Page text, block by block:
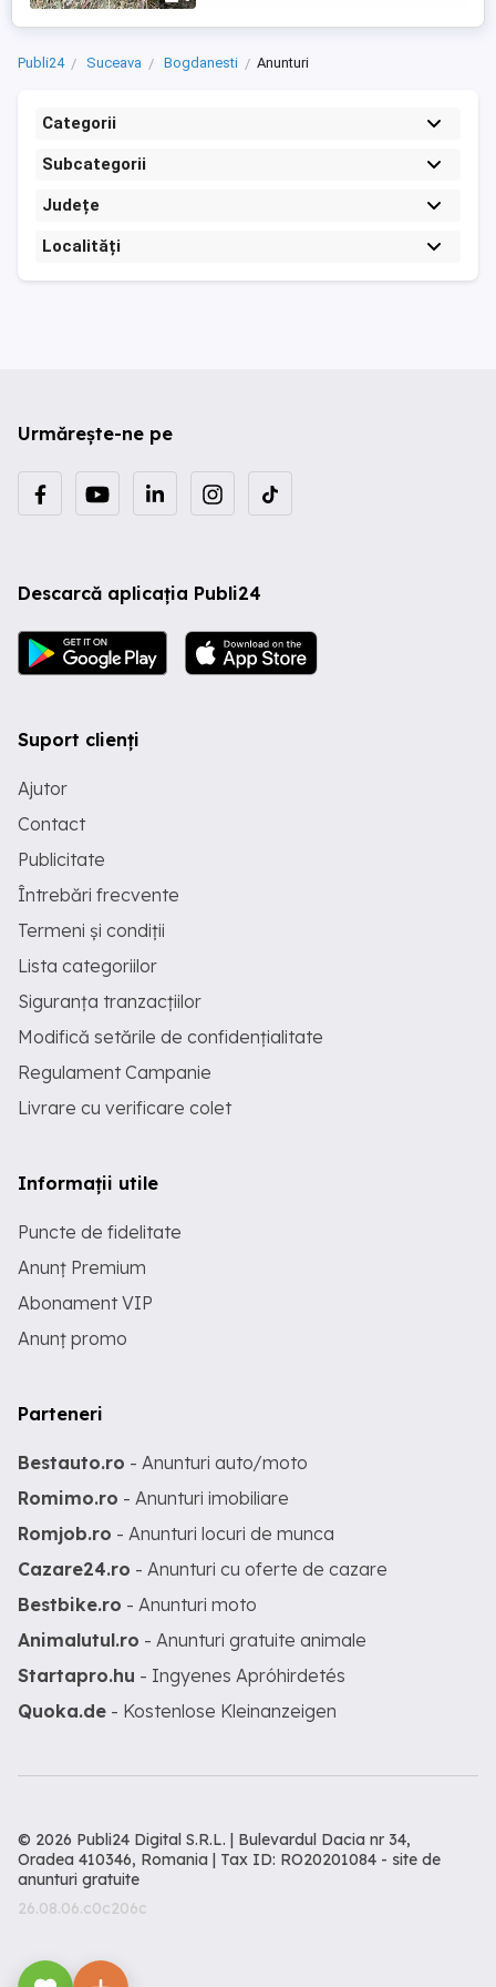
Publi24 Suceava Bogdanesti Anunturi
Categorii
Subcategorii
Județe
Localități
Urmărește-ne pe
Descarcă aplicația Publi24
Suport clienți
Ajutor
Contact
Publicitate
Întrebări frecvente
Termeni și condiții
Lista categoriilor
Siguranța tranzacțiilor
Modifică setările de confidențialitate
Regulament Campanie
Livrare cu verificare colet
Informații utile
Puncte de fidelitate
Anunț Premium
Abonament VIP
Anunț promo
Parteneri
Bestauto.ro - Anunturi auto/moto
Romimo.ro - Anunturi imobiliare
Romjob.ro - Anunturi locuri de munca
Cazare24.ro - Anunturi cu oferte de cazare
Bestbike.ro - Anunturi moto
Animalutul.ro - Anunturi gratuite animale
Startapro.hu - Ingyenes Apróhirdetés
Quoka.de - Kostenlose Kleinanzeigen
© 2026 Publi24 Digital S.R.L. | Bulevardul Dacia nr 34,
Oradea 410346, Romania | Tax ID: RO20201084 - site de
anunturi gratuite
26.08.06.c0c206c